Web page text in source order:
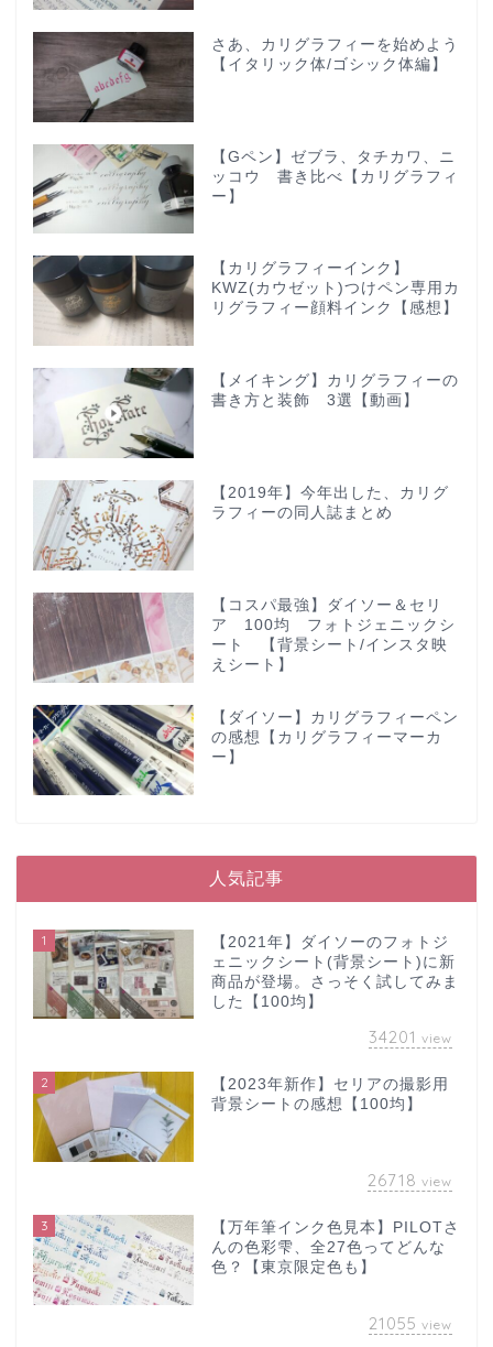
さあ、カリグラフィーを始めよう
【イタリック体/ゴシック体編】
【Gペン】ゼブラ、タチカワ、ニ
ッコウ 書き比べ【カリグラフィ
ー】
【カリグラフィーインク】
KWZ(カウゼット)つけペン専用カ
リグラフィー顔料インク【感想】
【メイキング】カリグラフィーの
書き方と装飾 3選【動画】
【2019年】今年出した、カリグ
ラフィーの同人誌まとめ
【コスパ最強】ダイソー＆セリ
ア 100均 フォトジェニックシ
ート 【背景シート/インスタ映
えシート】
【ダイソー】カリグラフィーペン
の感想【カリグラフィーマーカ
ー】
人気記事
1
【2021年】ダイソーのフォトジ
ェニックシート(背景シート)に新
商品が登場。さっそく試してみま
した【100均】
34201 view
2
【2023年新作】セリアの撮影用
背景シートの感想【100均】
26718 view
3
【万年筆インク色見本】PILOTさ
んの色彩雫、全27色ってどんな
色？【東京限定色も】
21055 view